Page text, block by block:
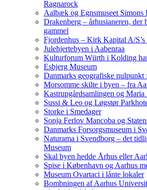
Ragnarock
Aalbæk og Egnsmuseet Simons
Drakenberg – århusianeren, der
gammel
Fjordenhus – Kirk Kapital A/
Julehjertebyen i Aabenraa
Kulturforum Würth i Kolding
Esbjerg Museum
Danmarks geografiske nulpunkt
Morsomme skilte i byen – fra
Kastrupgårdsamlingen og Maria
Sussi & Leo og Løgstør
Storke i Smedager
Sonja Ferlov Mancoba og
Danmarks Forsorgsmuseum i
Naturama i Svendborg – det
Museum
Skal byen hedde Århus eller
Spise i København og Aarhus
Museum Ovartaci i lånte lokaler
Bombningen af Aarhus